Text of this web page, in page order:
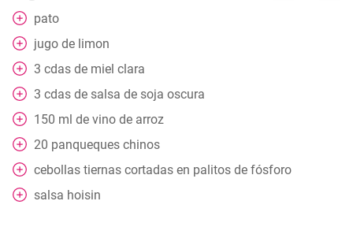
pato
jugo de limon
3 cdas de miel clara
3 cdas de salsa de soja oscura
150 ml de vino de arroz
20 panqueques chinos
cebollas tiernas cortadas en palitos de fósforo
salsa hoisin